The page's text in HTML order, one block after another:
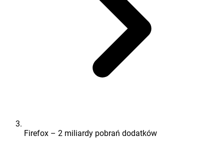
Firefox – 2 miliardy pobrań dodatków